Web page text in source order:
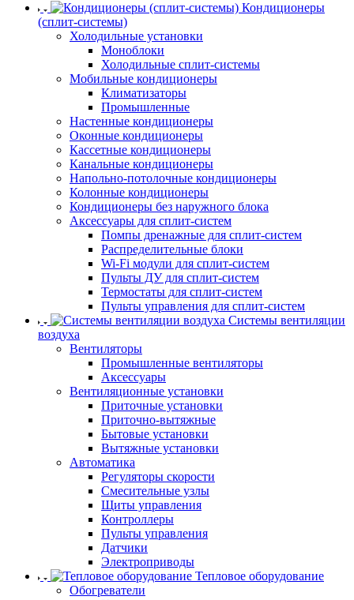
Кондиционеры
(сплит-системы)
Холодильные установки
Моноблоки
Холодильные сплит-системы
Мобильные кондиционеры
Климатизаторы
Промышленные
Настенные кондиционеры
Оконные кондиционеры
Кассетные кондиционеры
Канальные кондиционеры
Напольно-потолочные кондиционеры
Колонные кондиционеры
Кондиционеры без наружного блока
Аксессуары для сплит-систем
Помпы дренажные для сплит-систем
Распределительные блоки
Wi-Fi модули для сплит-систем
Пульты ДУ для сплит-систем
Термостаты для сплит-систем
Пульты управления для сплит-систем
Системы вентиляции
воздуха
Вентиляторы
Промышленные вентиляторы
Аксессуары
Вентиляционные установки
Приточные установки
Приточно-вытяжные
Бытовые установки
Вытяжные установки
Автоматика
Регуляторы скорости
Смесительные узлы
Щиты управления
Контроллеры
Пульты управления
Датчики
Электроприводы
Тепловое оборудование
Обогреватели